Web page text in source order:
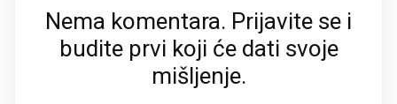
Nema komentara. Prijavite se i
budite prvi koji će dati svoje
mišljenje.